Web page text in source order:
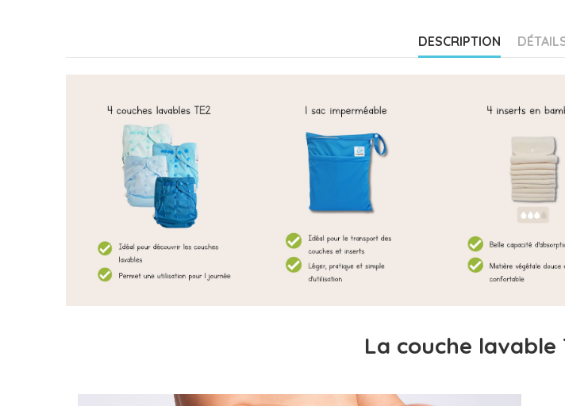
DESCRIPTION
La couche lavable